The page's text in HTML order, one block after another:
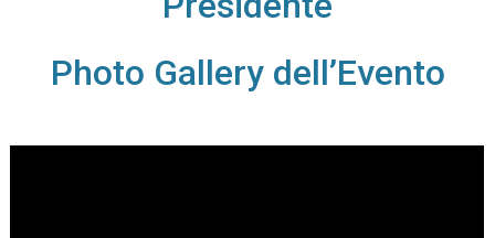
Photo Gallery dell’Evento